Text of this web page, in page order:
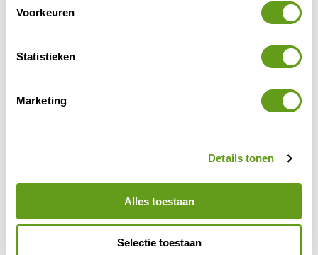
Voorkeuren
Statistieken
Marketing
Details tonen
Alles toestaan
Selectie toestaan
is gereserveerd voor de deelnemers, ploegen en
om ook te genieten van een heerlijke
wintervakantie!
Bezoekers konden van zeer dichtbij de atleten zien en
Chaudanne vonden 14 dagen lang tal van festiviteiten
plaats. Liveconcerten, shows en andere entertainment
stonden op het programma.
een bar en sound system, waardoor je vanaf de rand